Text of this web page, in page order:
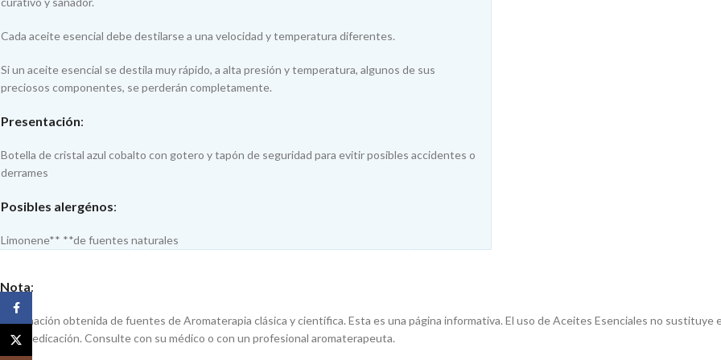
Cada aceite esencial debe destilarse a una velocidad y temperatura diferentes.
Si un aceite esencial se destila muy rápido, a alta presión y temperatura, algunos de sus
preciosos componentes, se perderán completamente.
Presentación:
Botella de cristal azul cobalto con gotero y tapón de seguridad para evitir posibles accidentes o
derrames
Posibles alergénos:
Limonene** **de fuentes naturales
Nota:
Información obtenida de fuentes de Aromaterapia clásica y científica. Esta es una página informativa. El uso de Aceites Esenciales no
automedicación. Consulte con su médico o con un profesional aromaterapeuta.
X